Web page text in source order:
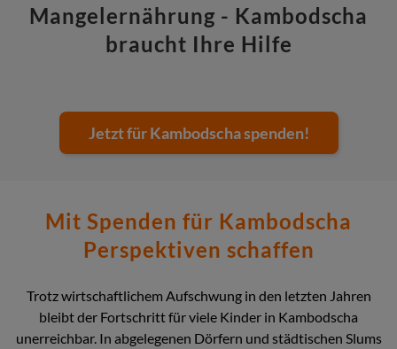
Mangelernährung - Kambodscha
braucht Ihre Hilfe
Jetzt für Kambodscha spenden!
Mit Spenden für Kambodscha
Perspektiven schaffen
Trotz wirtschaftlichem Aufschwung in den letzten Jahren
bleibt der Fortschritt für viele Kinder in Kambodscha
unerreichbar. In abgelegenen Dörfern und städtischen Slums